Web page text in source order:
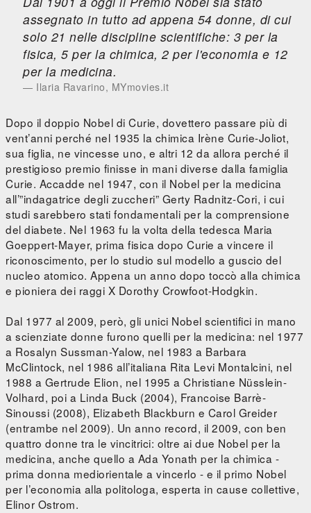
assegnato in tutto ad appena 54 donne, di cui
solo 21 nelle discipline scientifiche: 3 per la
fisica, 5 per la chimica, 2 per l'economia e 12
per la medicina.
Ilaria Ravarino, MYmovies.it
Dopo il doppio Nobel di Curie, dovettero passare più di
vent’anni perché nel 1935 la chimica Irène Curie-Joliot,
sua figlia, ne vincesse uno, e altri 12 da allora perché il
prestigioso premio finisse in mani diverse dalla famiglia
Curie. Accadde nel 1947, con il Nobel per la medicina
all’”indagatrice degli zuccheri” Gerty Radnitz-Cori, i cui
studi sarebbero stati fondamentali per la comprensione
del diabete. Nel 1963 fu la volta della tedesca Maria
Goeppert-Mayer, prima fisica dopo Curie a vincere il
riconoscimento, per lo studio sul modello a guscio del
nucleo atomico. Appena un anno dopo toccò alla chimica
e pioniera dei raggi X Dorothy Crowfoot-Hodgkin.
Dal 1977 al 2009, però, gli unici Nobel scientifici in mano
a scienziate donne furono quelli per la medicina: nel 1977
a Rosalyn Sussman-Yalow, nel 1983 a Barbara
McClintock, nel 1986 all’italiana Rita Levi Montalcini, nel
1988 a Gertrude Elion, nel 1995 a Christiane Nüsslein-
Volhard, poi a Linda Buck (2004), Francoise Barrè-
Sinoussi (2008), Elizabeth Blackburn e Carol Greider
(entrambe nel 2009). Un anno record, il 2009, con ben
quattro donne tra le vincitrici: oltre ai due Nobel per la
medicina, anche quello a Ada Yonath per la chimica -
prima donna mediorientale a vincerlo - e il primo Nobel
per l’economia alla politologa, esperta in cause collettive,
Elinor Ostrom.